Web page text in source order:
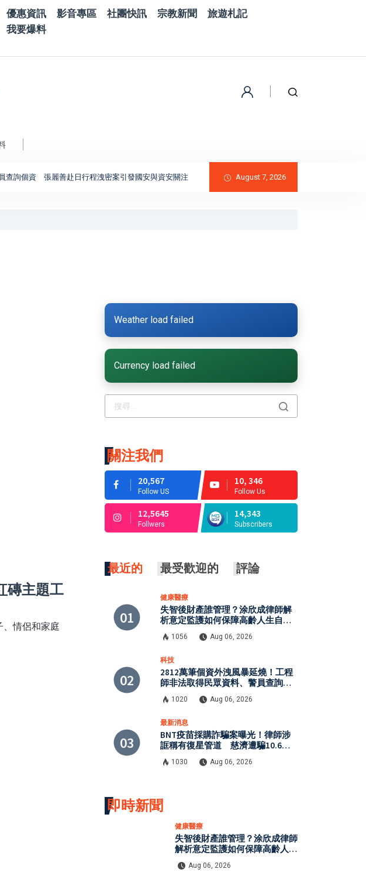
優惠資訊 影音專區 社團快訊 宗教新聞
旅遊札記
我要爆料
資 張麗善赴日行程洩密案引發國安與資安關注 BNT疫苗採購詐騙案曝光！律師涉誆稱有復星管道 慈濟
August 7, 2026
磚主題工
情侶和家庭
Weather load failed
Currency load failed
關注我們
20,567
Follow US
10, 346
Follow Us
12,5645
Follwers
14,343
Subscribers
最近的 最受歡迎的 評論
健康醫療
失智後財產誰管理？涂欣成律師解
析意定監護如何保障高齡人生自主
權
1056 Aug 06, 2026
科技
2812萬筆個資外洩風暴延燒！工程
師非法取得民眾資料、警員查詢個
資 張麗善赴日行程洩密案引發國
安與資安關注
1020 Aug 06, 2026
最新消息
BNT疫苗採購詐騙案曝光！律師涉
誆稱有復星管道 慈濟遭騙10.6億
元
1030 Aug 06, 2026
即時新聞
健康醫療
失智後財產誰管理？涂欣成律師
解析意定監護如何保障高齡人生
自主權
Aug 06, 2026